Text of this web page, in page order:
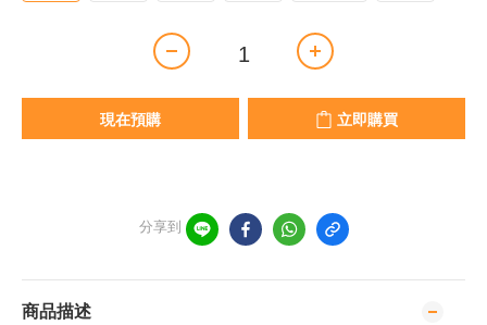
現在預購 立即購買
分享到
商品描述